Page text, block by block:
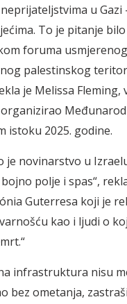
u Gazi
ćima. To je pitanje
foruma
palestinskog
je Melissa Fleming,
istoku 2025. godine.
je novinarstvo u
polje i spas“,
Guterresa koji je
kao i ljudi o
infrastruktura nisu
bez ometanja,